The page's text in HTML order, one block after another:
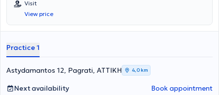
Visit
View price
Practice 1
Astydamantos 12, Pagrati, ΑΤΤΙΚΗ 4,0 km
Next availability Book appointment